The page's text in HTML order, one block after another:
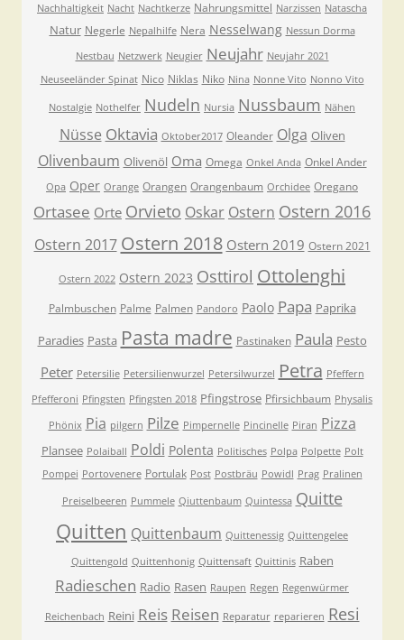
Nachhaltigkeit Nacht Nachtkerze Nahrungsmittel Narzissen Natascha
Natur Negerle Nepalhilfe Nera Nesselwang Nessun Dorma
Nestbau Netzwerk Neugier Neujahr Neujahr 2021
Neuseeländer Spinat Nico Niklas Niko Nina Nonne Vito Nonno Vito
Nostalgie Nothelfer Nudeln Nursia Nussbaum Nähen
Nüsse Oktavia Oktober2017 Oleander Olga Oliven
Olivenbaum Olivenöl Oma Omega Onkel Anda Onkel Ander
Opa Oper Orange Orangen Orangenbaum Orchidee Oregano
Ortasee Orte Orvieto Oskar Ostern Ostern 2016
Ostern 2017 Ostern 2018 Ostern 2019 Ostern 2021
Ostern 2022 Ostern 2023 Osttirol Ottolenghi
Palmbuschen Palme Palmen Pandoro Paolo Papa Paprika
Paradies Pasta Pasta madre Pastinaken Paula Pesto
Peter Petersilie Petersilienwurzel Petersilwurzel Petra Pfeffern
Pfefferoni Pfingsten Pfingsten 2018 Pfingstrose Pfirsichbaum Physalis
Phönix Pia pilgern Pilze Pimpernelle Pincinelle Piran Pizza
Plansee Polaiball Poldi Polenta Politisches Polpa Polpette Polt
Pompei Portovenere Portulak Post Postbräu Powidl Prag Pralinen
Preiselbeeren Pummele Qiuttenbaum Quintessa Quitte
Quitten Quittenbaum Quittenessig Quittengelee
Quittengold Quittenhonig Quittensaft Quittinis Raben
Radieschen Radio Rasen Raupen Regen Regenwürmer
Reichenbach Reini Reis Reisen Reparatur reparieren Resi